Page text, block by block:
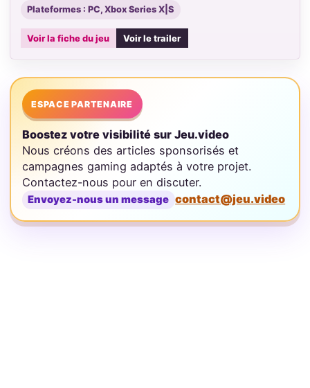
Plateformes : PC, Xbox Series X|S
Voir la fiche du jeu Voir le trailer
ESPACE PARTENAIRE
Boostez votre visibilité sur Jeu.video
Nous créons des articles sponsorisés et
campagnes gaming adaptés à votre projet.
Contactez-nous pour en discuter.
Envoyez-nous un message contact@jeu.video